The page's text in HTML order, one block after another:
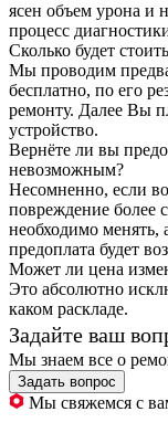
ясен объем урона и
процесс
Сколько будет
Мы проводим
бесплатно, по его
ремонту. Далее Вы
устройство.
Вернёте ли вы
невозможным?
Несомненно, если
повреждение более
необходимо менять,
предоплата будет
Может ли цена
Это абсолютно
каком раскладе.
Задайте ваш
Мы знаем все о
Задать вопрос
Мы свяжемся с